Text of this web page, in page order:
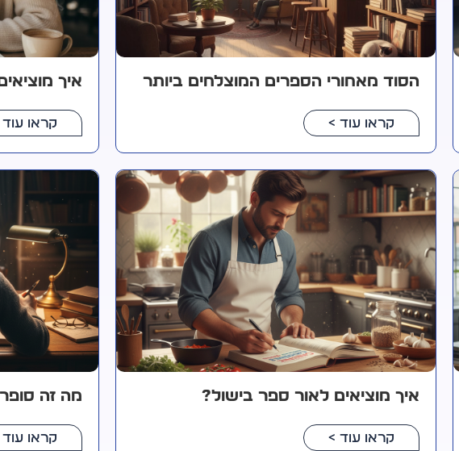
הסוד מאחורי הספרים המוצלחים ביותר
קראו עוד >
איך
קראו עוד
איך מוציאים לאור ספר בישול?
קראו עוד >
מה זה
קראו עוד